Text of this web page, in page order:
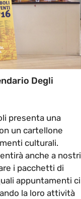
Degli
presenta una
un cartellone
culturali.
anche a nostri
i pacchetti di
appuntamenti ci
la loro attività